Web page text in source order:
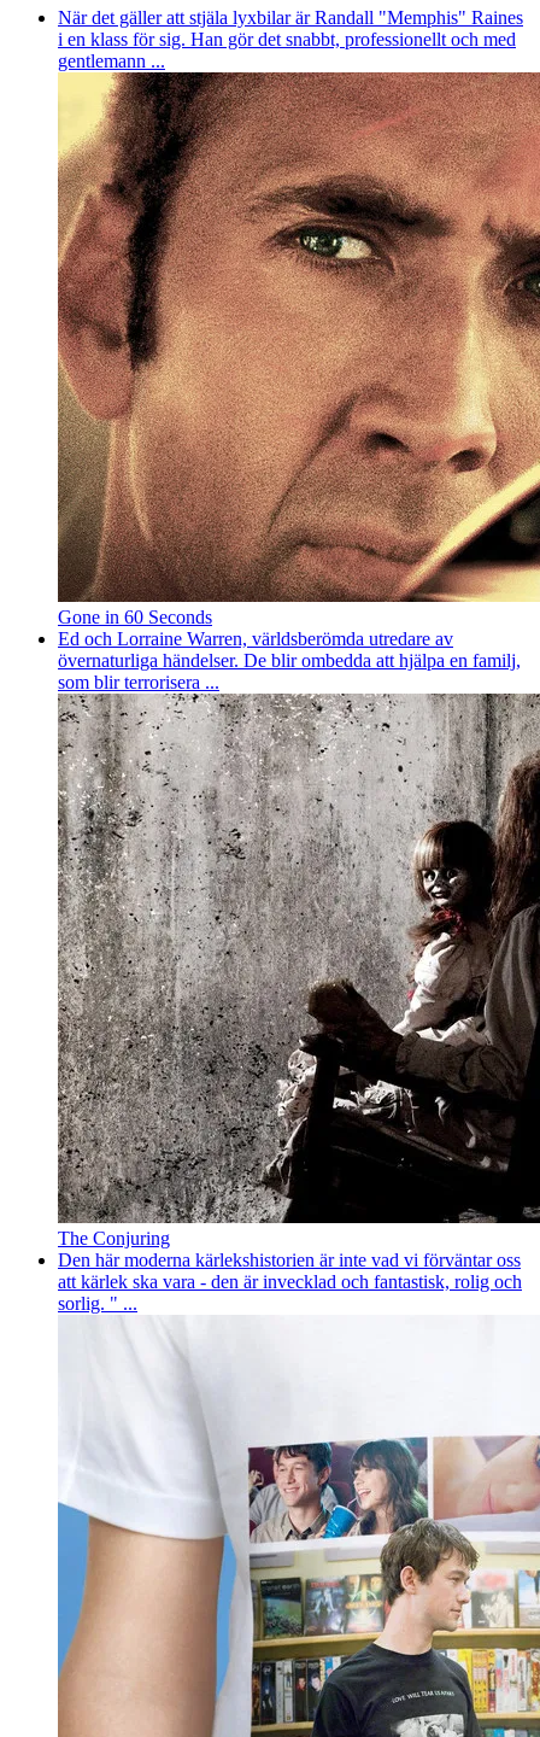
När det gäller att stjäla lyxbilar är Randall "Memphis" Raines
i en klass för sig. Han gör det snabbt, professionellt och med
gentlemann ...
Gone in 60 Seconds
Ed och Lorraine Warren, världsberömda utredare av
övernaturliga händelser. De blir ombedda att hjälpa en familj,
som blir terrorisera ...
The Conjuring
Den här moderna kärlekshistorien är inte vad vi förväntar oss
att kärlek ska vara - den är invecklad och fantastisk, rolig och
sorlig. " ...